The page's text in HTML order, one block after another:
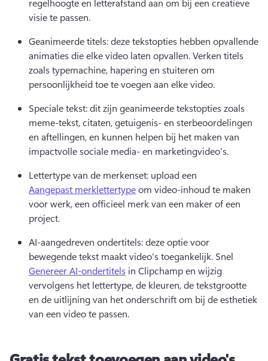
regelhoogte en letterafstand aan om bij een creatieve
visie te passen.
Geanimeerde titels: deze tekstopties hebben opvallende
animaties die elke video laten opvallen. Verken titels
zoals typemachine, hapering en stuiteren om
persoonlijkheid toe te voegen aan elke video.
Speciale tekst: dit zijn geanimeerde tekstopties zoals
meme-tekst, citaten, getuigenis- en sterbeoordelingen
en aftellingen, en kunnen helpen bij het maken van
impactvolle sociale media- en marketingvideo's.
Lettertype van de merkenset: upload een
Aangepast merklettertype om video-inhoud te maken
voor werk, een officieel merk van een maker of een
project.
AI-aangedreven ondertitels: deze optie voor
bewegende tekst maakt video's toegankelijk. Snel
Genereer AI-ondertitels in Clipchamp en wijzig
vervolgens het lettertype, de kleuren, de tekstgrootte
en de uitlijning van het onderschrift om bij de esthetiek
van een video te passen.